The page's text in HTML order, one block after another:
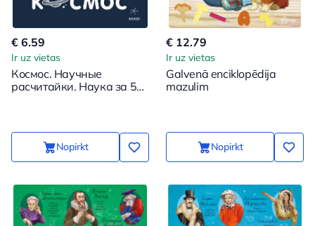
€ 6.59
Ir uz vietas
Космос. Научные
расчитайки. Наука за 5
Nopirkt
€ 12.79
Ir uz vietas
Galvenā enciklopēdija
mazulim
Nopirkt